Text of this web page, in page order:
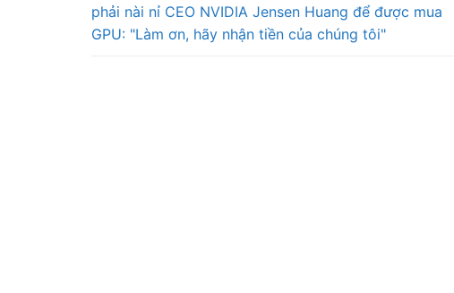
phải nài nỉ CEO NVIDIA Jensen Huang để được mua
GPU: "Làm ơn, hãy nhận tiền của chúng tôi"